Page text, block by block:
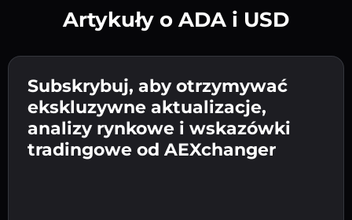
Wpisz adres swojego portfela
kryptowalutowego 👉 przejdź do następnego
kroku.
Potwierdź swoją tożsamość 👉 przejdź do
ostatniego kroku.
Wyślij depozyt 👉 odbierz kryptowalutę lub
walutę fiat w swoim portfelu.
Artykuły o ADA i USD
Subskrybuj, aby otrzymywać
ekskluzywne aktualizacje,
analizy rynkowe i wskazówki
tradingowe od AEXchanger